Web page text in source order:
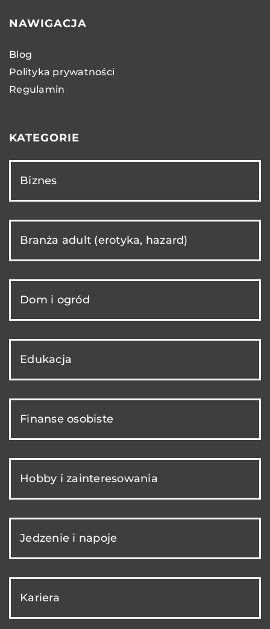
NAWIGACJA
Blog
Polityka prywatności
Regulamin
KATEGORIE
Biznes
Branża adult (erotyka, hazard)
Dom i ogród
Edukacja
Finanse osobiste
Hobby i zainteresowania
Jedzenie i napoje
Kariera